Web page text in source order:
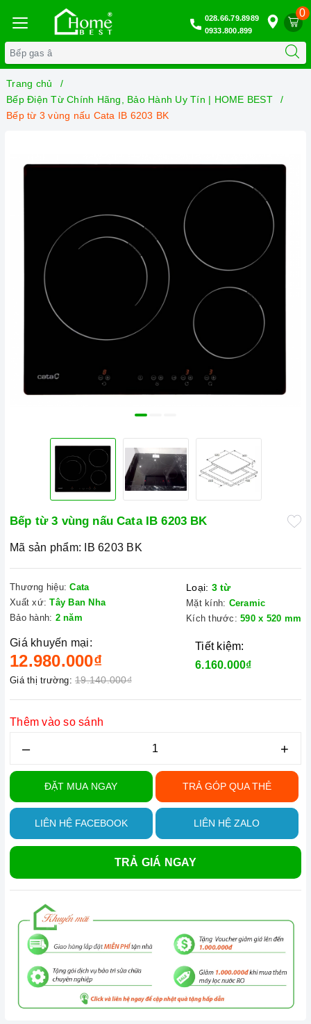
0
028.66.79.8989
0933.800.899
Trang chủ
Bếp Điện Từ Chính Hãng, Bảo Hành Uy Tín | HOME BEST
Bếp từ 3 vùng nấu Cata IB 6203 BK
Bếp từ 3 vùng nấu Cata IB 6203 BK
Mã sản phẩm: IB 6203 BK
Thương hiệu: Cata
Xuất xứ: Tây Ban Nha
Bảo hành: 2 năm
Loại: 3 từ
Mặt kính: Ceramic
Kích thước: 590 x 520 mm
Giá khuyến mại:
12.980.000₫
Giá thị trường: 19.140.000₫
Tiết kiệm:
6.160.000₫
Thêm vào so sánh
– +
ĐẶT MUA NGAY TRẢ GÓP QUA THẺ
LIÊN HỆ FACEBOOK LIÊN HỆ ZALO
TRẢ GIÁ NGAY